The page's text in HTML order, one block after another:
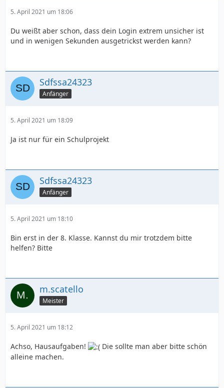
5. April 2021 um 18:06
Du weißt aber schon, dass dein Login extrem unsicher ist
und in wenigen Sekunden ausgetrickst werden kann?
Sdfssa24323
Anfänger
5. April 2021 um 18:09
Ja ist nur für ein Schulprojekt
Sdfssa24323
Anfänger
5. April 2021 um 18:10
Bin erst in der 8. Klasse. Kannst du mir trotzdem bitte
helfen? Bitte
m.scatello
Meister
5. April 2021 um 18:12
Achso, Hausaufgaben!
Die sollte man aber bitte schön
alleine machen.